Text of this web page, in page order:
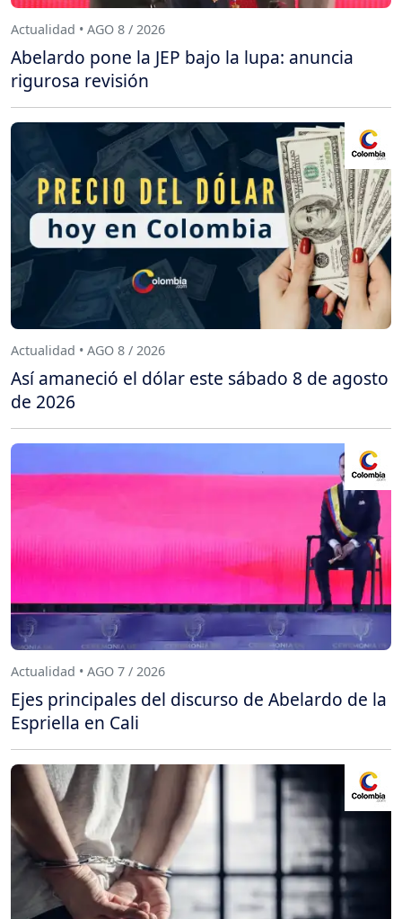
Actualidad • AGO 8 / 2026
Abelardo pone la JEP bajo la lupa: anuncia
rigurosa revisión
Actualidad • AGO 8 / 2026
Así amaneció el dólar este sábado 8 de agosto
de 2026
Actualidad • AGO 7 / 2026
Ejes principales del discurso de Abelardo de la
Espriella en Cali